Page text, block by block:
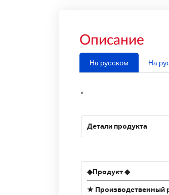
Описание
На русском На
"
Детали продукта
◆Продукт◆
★ Производственный